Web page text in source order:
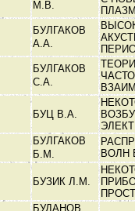
М.В.
БУЛГАКОВ
А.А.
БУЛГАКОВ
С.А.
БУЦ В.А.
БУЛГАКОВ
Б.М.
ВОЛН
БУЗИК Л.М.
БУДАНОВ